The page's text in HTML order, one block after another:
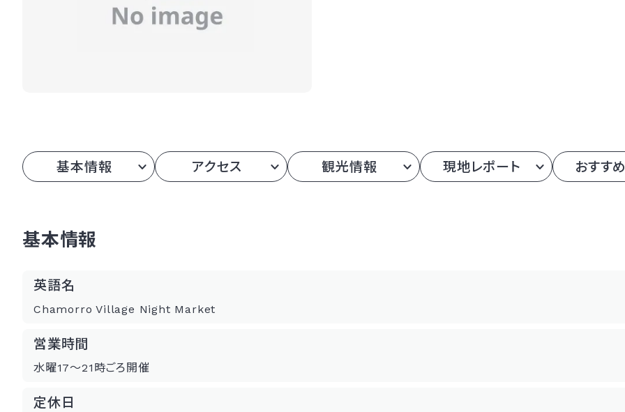
基本情報 アクセス 観光情報 現地レポート おすす
基本情報
英語名
Chamorro Village Night Market
営業時間
水曜17～21時ごろ開催
定休日